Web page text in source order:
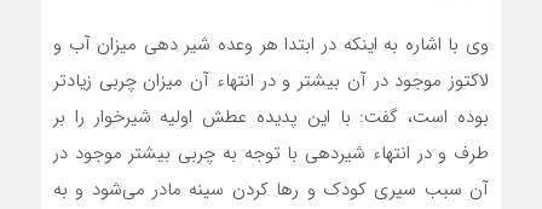
وی با اشاره به اینکه در ابتدا هر وعده شیر دهی میزان آب و
لاکتوز موجود در آن بیشتر و در انتهاء آن میزان چربی زیادتر
بوده است، گفت: با این پدیده عطش اولیه شیرخوار را بر
طرف و در انتهاء شیردهی با توجه به چربی بیشتر موجود در
آن سبب سیری کودک و رها کردن سینه مادر می‌شود و به